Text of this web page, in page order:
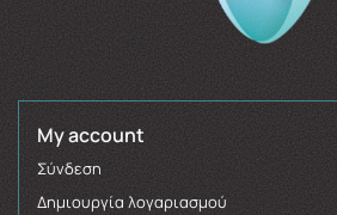
My account
Σύνδεση
Δημιουργία λογαριασμού